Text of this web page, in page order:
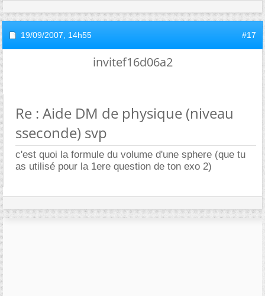
19/09/2007, 14h55 #17
invitef16d06a2
Re : Aide DM de physique (niveau
sseconde) svp
c'est quoi la formule du volume d'une sphere (que tu
as utilisé pour la 1ere question de ton exo 2)